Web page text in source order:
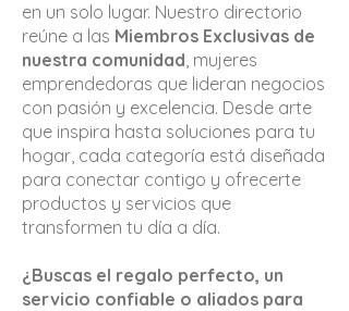
en un solo lugar. Nuestro directorio
reúne a las Miembros Exclusivas de
nuestra comunidad, mujeres
emprendedoras que lideran negocios
con pasión y excelencia. Desde arte
que inspira hasta soluciones para tu
hogar, cada categoría está diseñada
para conectar contigo y ofrecerte
productos y servicios que
transformen tu día a día.
¿Buscas el regalo perfecto, un
servicio confiable o aliados para